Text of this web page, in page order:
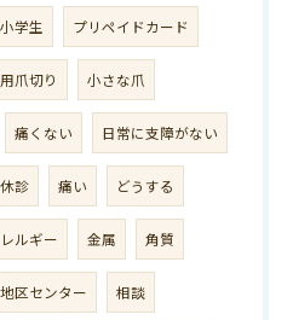
小学生 プリペイドカード
爪切り 小さな爪
痛くない 日常に支障がない
休診 痛い どうする
ルギー 金属 角質
地区センター 相談